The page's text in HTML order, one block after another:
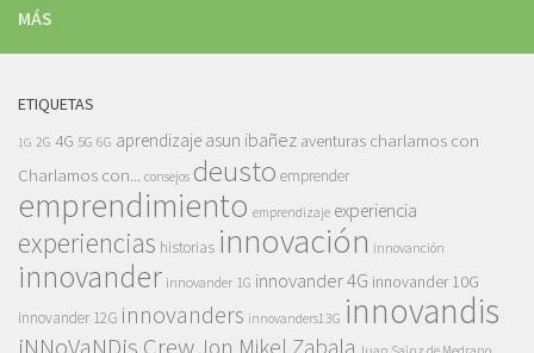
MÁS
ETIQUETAS
1G 2G 4G 5G 6G aprendizaje asun ibañez aventuras charlamos con
Charlamos con...
consejos deusto emprender
emprendimiento emprendizaje experiencia
experiencias historias innovación innovanción
innovander innovander 1G innovander 4G innovander 10G
innovander 12G innovanders innovanders13G innovandis
iNNoVaNDis CrewJon Mikel Zabala